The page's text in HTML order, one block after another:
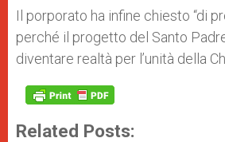
Il porporato ha infine chiesto “di
perché il progetto del Santo
diventare realtà per l’unità della
Related Posts: